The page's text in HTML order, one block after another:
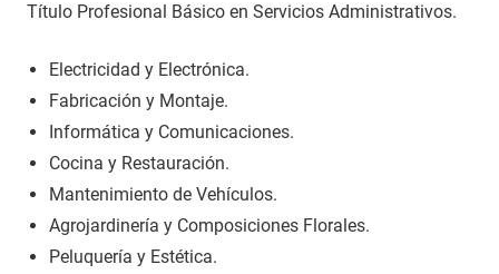
Título Profesional Básico en Servicios Administrativos.
Electricidad y Electrónica.
Fabricación y Montaje.
Informática y Comunicaciones.
Cocina y Restauración.
Mantenimiento de Vehículos.
Agrojardinería y Composiciones Florales.
Peluquería y Estética.